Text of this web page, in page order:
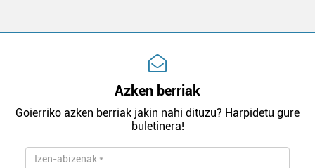
Azken berriak
Goierriko azken berriak jakin nahi dituzu? Harpidetu gure
buletinera!